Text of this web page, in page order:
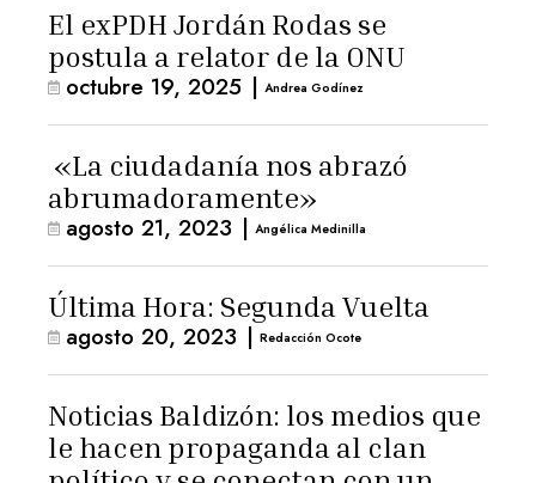
El exPDH Jordán Rodas se
postula a relator de la ONU
octubre 19, 2025 | Andrea Godínez
«La ciudadanía nos abrazó
abrumadoramente»
agosto 21, 2023 | Angélica Medinilla
Última Hora: Segunda Vuelta
agosto 20, 2023 | Redacción Ocote
Noticias Baldizón: los medios que
le hacen propaganda al clan